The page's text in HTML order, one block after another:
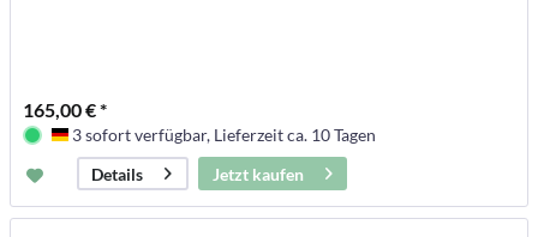
165,00 € *
Deutschland
3 sofort verfügbar, Lieferzeit ca. 10 Tagen
Details
Jetzt kaufen